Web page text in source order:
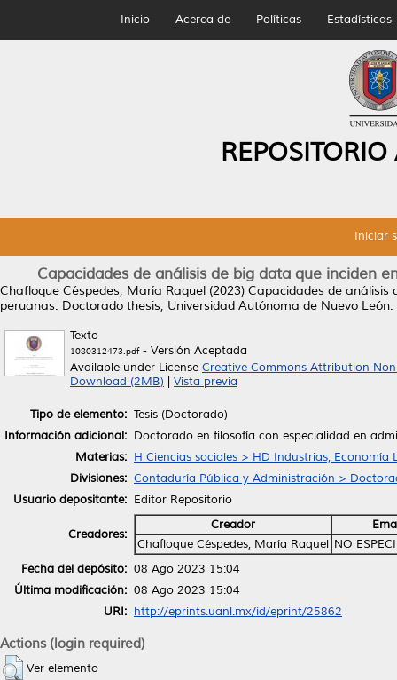
Inicio Acerca de Políticas Estadísticas
Iniciar
Capacidades de análisis de big data que inciden
Chafloque Céspedes, María Raquel (2023) Capacidades de análisis
peruanas. Doctorado thesis, Universidad Autónoma de Nuevo León.
Texto
1080312473.pdf- Versión Aceptada
Available under License Creative Commons Attribution
Download (2MB)
Vista previa
Tipo de elemento: Tesis (Doctorado)
Información adicional: Doctorado en filosofía con especialidad en
Materias: H Ciencias sociales > HD Industrias, Economía
Divisiones: Contaduría Pública y Administración >
Usuario depositante: Editor Repositorio
Creadores:
Creador
Chafloque Céspedes, María Raquel NO
Fecha del depósito: 08 Ago 2023 15:04
Última modificación: 08 Ago 2023 15:04
URI: http://eprints.uanl.mx/id/eprint/25862
Actions (login required)
Ver elemento